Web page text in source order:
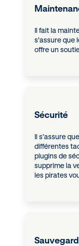
Il fait la
s’assure que
offre un
Sécurité
Il s’assure
différentes
plugins de
supprime la
les pirates